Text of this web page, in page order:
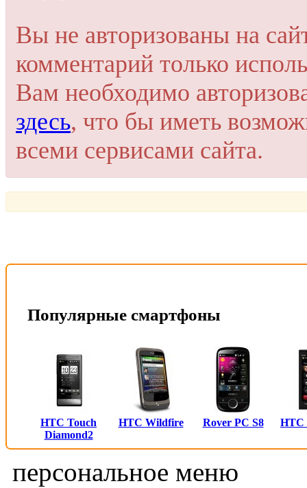
Пройти регистрацию
Или войти через соц. сети
Это очень просто и безопасно!
Вы не авторизованы на
комментарий только
Вам необходимо
здесь, что бы иметь
всеми сервисами сайта.
Популярные смартфоны
HTC Touch
Diamond2
HTC Wildfire Rover PC S8 HTC
персональное меню